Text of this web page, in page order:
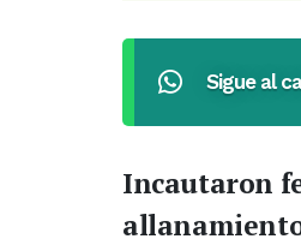
Sigue al
Incautaron